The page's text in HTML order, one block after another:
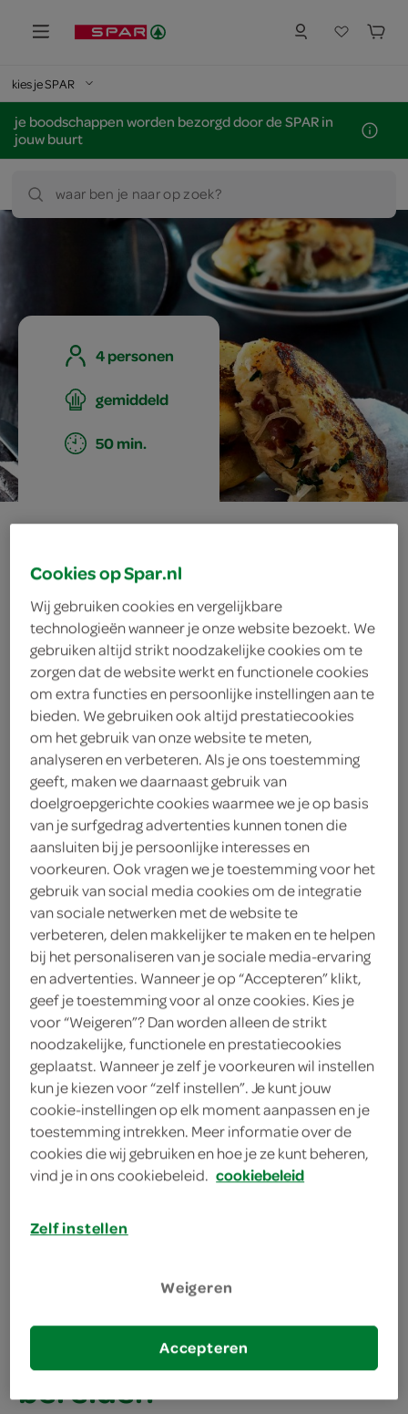
kies je SPAR
je boodschappen worden bezorgd door de SPAR in
jouw buurt
waar ben je naar op zoek?
4 personen
gemiddeld
50 min.
gevulde
stamppotkoekjes
met zuurkool en
spekjes
ingrediënten
50 gram bloem
1 ei
2 eetlepels platte peterselie
1 theelepel mosterd
100 gram zuurkool
50 gram spekjes
1 ui
6 eetlepels zonnebloemolie
4 eetlepels boter
bereiden
Cookies op Spar.nl
Wij gebruiken cookies en vergelijkbare
technologieën wanneer je onze website bezoekt. We
gebruiken altijd strikt noodzakelijke cookies om te
zorgen dat de website werkt en functionele cookies
om extra functies en persoonlijke instellingen aan te
bieden. We gebruiken ook altijd prestatiecookies
om het gebruik van onze website te meten,
analyseren en verbeteren. Als je ons toestemming
geeft, maken we daarnaast gebruik van
doelgroepgerichte cookies waarmee we je op basis
van je surfgedrag advertenties kunnen tonen die
aansluiten bij je persoonlijke interesses en
voorkeuren. Ook vragen we je toestemming voor het
gebruik van social media cookies om de integratie
van sociale netwerken met de website te
verbeteren, delen makkelijker te maken en te helpen
bij het personaliseren van je sociale media-ervaring
en advertenties. Wanneer je op “Accepteren” klikt,
geef je toestemming voor al onze cookies. Kies je
voor “Weigeren”? Dan worden alleen de strikt
noodzakelijke, functionele en prestatiecookies
geplaatst. Wanneer je zelf je voorkeuren wil instellen
kun je kiezen voor “zelf instellen”. Je kunt jouw
cookie-instellingen op elk moment aanpassen en je
toestemming intrekken. Meer informatie over de
cookies die wij gebruiken en hoe je ze kunt beheren,
vind je in ons cookiebeleid. cookiebeleid
Zelf instellen
Weigeren
Accepteren